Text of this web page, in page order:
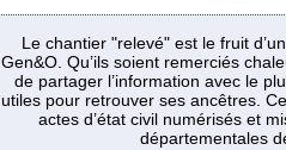
Le chantier "relevé" est le fruit
Gen&O. Qu’ils soient remerciés
de partager l’information avec le
utiles pour retrouver ses ancêtres.
actes d’état civil numérisés et
départementales